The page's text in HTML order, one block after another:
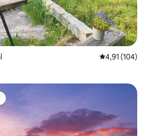
Átlagos
4,91 (104)